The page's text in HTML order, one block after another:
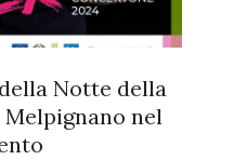
Notte della
nel